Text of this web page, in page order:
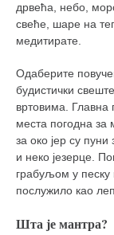
дрвећа, небо,
свеће, шаре на
медитирате.
Одаберите
будистички
вртовима. Главна
места погодна за
за око јер су
и неко језерце.
грабуљом у песку
послужило као
Шта је мантра?